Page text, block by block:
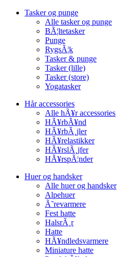
Tasker og punge
Alle tasker og punge
BÃ¦ltetasker
Punge
RygsÃ¦k
Tasker & punge
Tasker (lille)
Tasker (store)
Yogatasker
Hår accessories
Alle hÃ¥r accessories
HÃ¥rbÃ¥nd
HÃ¥rbÃ¸jler
HÃ¥relastikker
HÃ¥rslÃ¸jfer
HÃ¥rspÃ¦nder
Huer og handsker
Alle huer og handsker
Alpehuer
Ã˜revarmere
Fest hatte
HalsrÃ¸r
Hatte
HÃ¥ndledsvarmere
Miniature hatte